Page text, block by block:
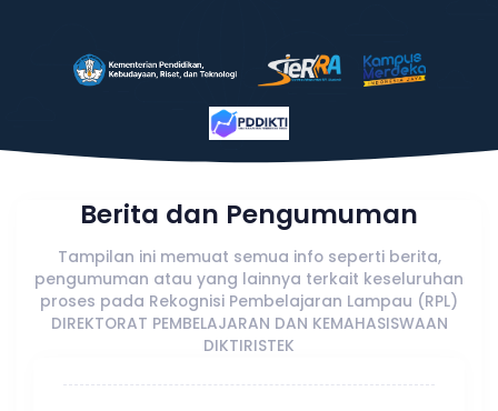
Berita dan Pengumuman
Tampilan ini memuat semua info seperti berita,
pengumuman atau yang lainnya terkait keseluruhan
proses pada Rekognisi Pembelajaran Lampau (RPL)
DIREKTORAT PEMBELAJARAN DAN KEMAHASISWAAN
DIKTIRISTEK